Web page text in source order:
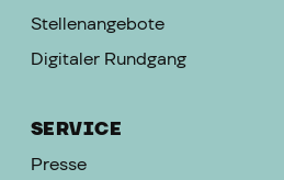
Stellenangebote
Digitaler Rundgang
SERVICE
Presse